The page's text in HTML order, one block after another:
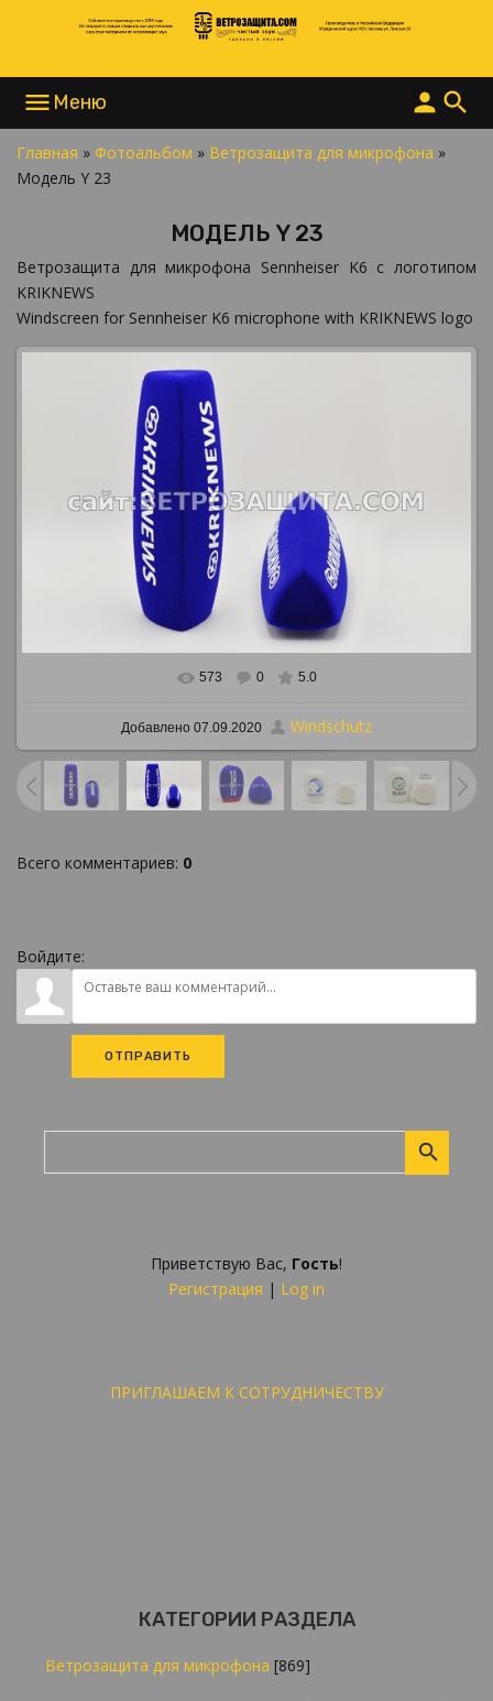
menu search
person
Приветствую Вас, Гость!
Регистрация | Log in
ПРИГЛАШАЕМ К СОТРУДНИЧЕСТВУ
КАТЕГОРИИ РАЗДЕЛА
Ветрозащита для микрофона [869]
Главная » Фотоальбом » Ветрозащита для микрофона »
Модель Y 23
МОДЕЛЬ Y 23
Ветрозащита для микрофона Sennheiser K6 с логотипом
KRIKNEWS
Windscreen for Sennheiser K6 microphone with KRIKNEWS logo
В реальном размере 886x591
573 0 5.0
Добавлено 07.09.2020 Windschutz
Всего комментариев: 0
Войдите:
ОТПРАВИТЬ